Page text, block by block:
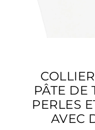
PÂTE DE
PERLES
AVEC